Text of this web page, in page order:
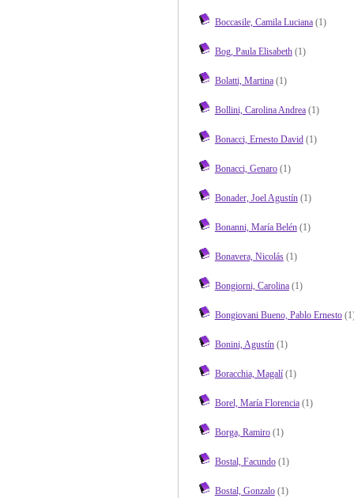
Boccasile, Camila Luciana(1)
Bog, Paula Elisabeth(1)
Bolatti, Martina(1)
Bollini, Carolina Andrea(1)
Bonacci, Ernesto David(1)
Bonacci, Genaro(1)
Bonader, Joel Agustín(1)
Bonanni, María Belén(1)
Bonavera, Nicolás(1)
Bongiorni, Carolina(1)
Bongiovani Bueno, Pablo Ernesto
Bonini, Agustín(1)
Boracchia, Magalí(1)
Borel, María Florencia(1)
Borga, Ramiro(1)
Bostal, Facundo(1)
Bostal, Gonzalo(1)